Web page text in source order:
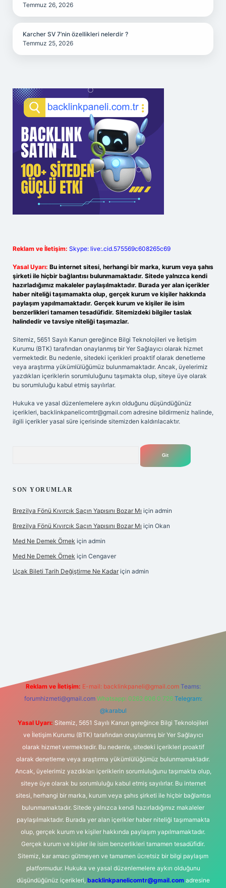
Temmuz 26, 2026
Karcher SV 7’nin özellikleri nelerdir ?
Temmuz 25, 2026
Reklam ve İletişim: Skype: live:.cid.575569c608265c69
Yasal Uyarı: Bu internet sitesi, herhangi bir marka, kurum veya şahıs
şirketi ile hiçbir bağlantısı bulunmamaktadır. Sitede yalnızca kendi
hazırladığımız makaleler paylaşılmaktadır. Burada yer alan içerikler
haber niteliği taşımamakta olup, gerçek kurum ve kişiler hakkında
paylaşım yapılmamaktadır. Gerçek kurum ve kişiler ile isim
benzerlikleri tamamen tesadüfidir. Sitemizdeki bilgiler taslak
halindedir ve tavsiye niteliği taşımazlar.
Sitemiz, 5651 Sayılı Kanun gereğince Bilgi Teknolojileri ve İletişim
Kurumu (BTK) tarafından onaylanmış bir Yer Sağlayıcı olarak hizmet
vermektedir. Bu nedenle, sitedeki içerikleri proaktif olarak denetleme
veya araştırma yükümlülüğümüz bulunmamaktadır. Ancak, üyelerimiz
yazdıkları içeriklerin sorumluluğunu taşımakta olup, siteye üye olarak
bu sorumluluğu kabul etmiş sayılırlar.
Hukuka ve yasal düzenlemelere aykırı olduğunu düşündüğünüz
içerikleri, backlinkpanelicomtr@gmail.com adresine bildirmeniz halinde,
ilgili içerikler yasal süre içerisinde sitemizden kaldırılacaktır.
SON YORUMLAR
Brezilya Fönü Kıvırcık Saçın Yapısını Bozar Mı için admin
Brezilya Fönü Kıvırcık Saçın Yapısını Bozar Mı için Okan
Med Ne Demek Örnek için admin
Med Ne Demek Örnek için Cengaver
Uçak Bileti Tarih Değiştirme Ne Kadar için admin
Reklam ve İletişim: E-mail: backlinkpaneli@gmail.com Teams:
forumhizmeti@gmail.com Whatsapp: 0262 606 0 726 Telegram:
@karabul
Yasal Uyarı: Sitemiz, 5651 Sayılı Kanun gereğince Bilgi Teknolojileri
ve İletişim Kurumu (BTK) tarafından onaylanmış bir Yer Sağlayıcı
olarak hizmet vermektedir. Bu nedenle, sitedeki içerikleri proaktif
olarak denetleme veya araştırma yükümlülüğümüz bulunmamaktadır.
Ancak, üyelerimiz yazdıkları içeriklerin sorumluluğunu taşımakta olup,
siteye üye olarak bu sorumluluğu kabul etmiş sayılırlar. Bu internet
sitesi, herhangi bir marka, kurum veya şahıs şirketi ile hiçbir bağlantısı
bulunmamaktadır. Sitede yalnızca kendi hazırladığımız makaleler
paylaşılmaktadır. Burada yer alan içerikler haber niteliği taşımamakta
olup, gerçek kurum ve kişiler hakkında paylaşım yapılmamaktadır.
Gerçek kurum ve kişiler ile isim benzerlikleri tamamen tesadüfidir.
Sitemiz, kar amacı gütmeyen ve tamamen ücretsiz bir bilgi paylaşım
platformudur. Hukuka ve yasal düzenlemelere aykırı olduğunu
düşündüğünüz içerikleri, backlinkpanelicomtr@gmail.comadresine